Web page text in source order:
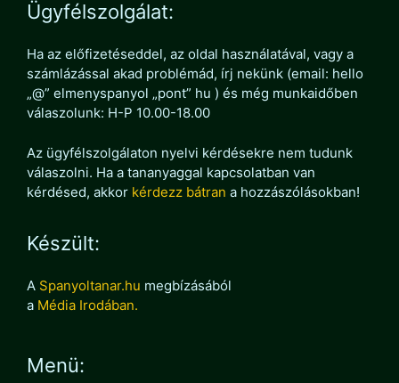
Ügyfélszolgálat:
Ha az előfizetéseddel, az oldal használatával, vagy a
számlázással akad problémád, írj nekünk (email: hello
„@” elmenyspanyol „pont” hu ) és még munkaidőben
válaszolunk: H-P 10.00-18.00
Az ügyfélszolgálaton nyelvi kérdésekre nem tudunk
válaszolni. Ha a tananyaggal kapcsolatban van
kérdésed, akkor kérdezz bátran a hozzászólásokban!
Készült:
A Spanyoltanar.hu megbízásából
a Média Irodában.
Menü: